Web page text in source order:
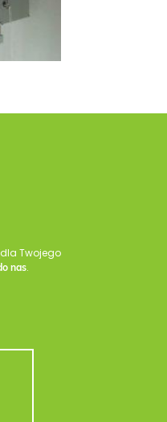
Twojego
nas.